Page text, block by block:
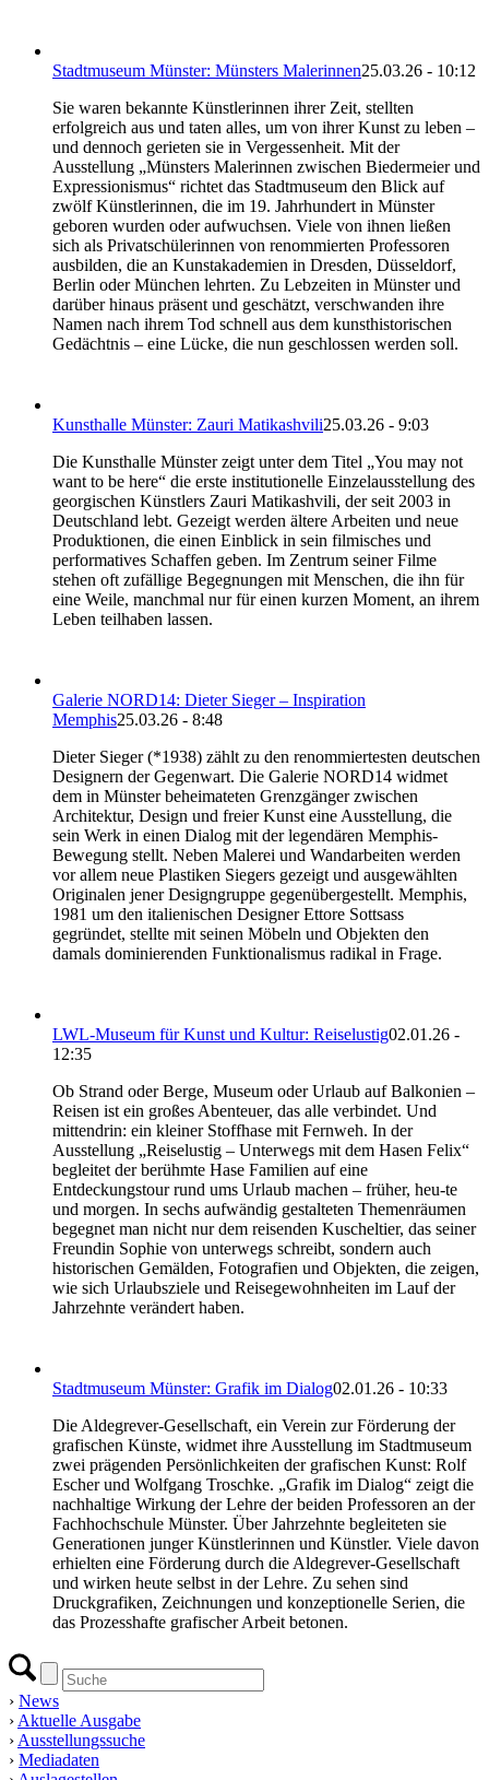
Stadtmuseum Münster: Münsters Malerinnen25.03.26 - 10:12
Sie waren bekannte Künstlerinnen ihrer Zeit, stellten
erfolgreich aus und taten alles, um von ihrer Kunst zu leben –
und dennoch gerieten sie in Vergessenheit. Mit der
Ausstellung „Münsters Malerinnen zwischen Biedermeier und
Expressionismus“ richtet das Stadtmuseum den Blick auf
zwölf Künstlerinnen, die im 19. Jahrhundert in Münster
geboren wurden oder aufwuchsen. Viele von ihnen ließen
sich als Privatschülerinnen von renommierten Professoren
ausbilden, die an Kunstakademien in Dresden, Düsseldorf,
Berlin oder München lehrten. Zu Lebzeiten in Münster und
darüber hinaus präsent und geschätzt, verschwanden ihre
Namen nach ihrem Tod schnell aus dem kunsthistorischen
Gedächtnis – eine Lücke, die nun geschlossen werden soll.
Kunsthalle Münster: Zauri Matikashvili25.03.26 - 9:03
Die Kunsthalle Münster zeigt unter dem Titel „You may not
want to be here“ die erste institutionelle Einzelausstellung des
georgischen Künstlers Zauri Matikashvili, der seit 2003 in
Deutschland lebt. Gezeigt werden ältere Arbeiten und neue
Produktionen, die einen Einblick in sein filmisches und
performatives Schaffen geben. Im Zentrum seiner Filme
stehen oft zufällige Begegnungen mit Menschen, die ihn für
eine Weile, manchmal nur für einen kurzen Moment, an ihrem
Leben teilhaben lassen.
Galerie NORD14: Dieter Sieger – Inspiration
Memphis25.03.26 - 8:48
Dieter Sieger (*1938) zählt zu den renommiertesten deutschen
Designern der Gegenwart. Die Galerie NORD14 widmet
dem in Münster beheimateten Grenzgänger zwischen
Architektur, Design und freier Kunst eine Ausstellung, die
sein Werk in einen Dialog mit der legendären Memphis-
Bewegung stellt. Neben Malerei und Wandarbeiten werden
vor allem neue Plastiken Siegers gezeigt und ausgewählten
Originalen jener Designgruppe gegenübergestellt. Memphis,
1981 um den italienischen Designer Ettore Sottsass
gegründet, stellte mit seinen Möbeln und Objekten den
damals dominierenden Funktionalismus radikal in Frage.
LWL-Museum für Kunst und Kultur: Reiselustig02.01.26 -
12:35
Ob Strand oder Berge, Museum oder Urlaub auf Balkonien –
Reisen ist ein großes Abenteuer, das alle verbindet. Und
mittendrin: ein kleiner Stoffhase mit Fernweh. In der
Ausstellung „Reiselustig – Unterwegs mit dem Hasen Felix“
begleitet der berühmte Hase Familien auf eine
Entdeckungstour rund ums Urlaub machen – früher, heu-te
und morgen. In sechs aufwändig gestalteten Themenräumen
begegnet man nicht nur dem reisenden Kuscheltier, das seiner
Freundin Sophie von unterwegs schreibt, sondern auch
historischen Gemälden, Fotografien und Objekten, die zeigen,
wie sich Urlaubsziele und Reisegewohnheiten im Lauf der
Jahrzehnte verändert haben.
Stadtmuseum Münster: Grafik im Dialog02.01.26 - 10:33
Die Aldegrever-Gesellschaft, ein Verein zur Förderung der
grafischen Künste, widmet ihre Ausstellung im Stadtmuseum
zwei prägenden Persönlichkeiten der grafischen Kunst: Rolf
Escher und Wolfgang Troschke. „Grafik im Dialog“ zeigt die
nachhaltige Wirkung der Lehre der beiden Professoren an der
Fachhochschule Münster. Über Jahrzehnte begleiteten sie
Generationen junger Künstlerinnen und Künstler. Viele davon
erhielten eine Förderung durch die Aldegrever-Gesellschaft
und wirken heute selbst in der Lehre. Zu sehen sind
Druckgrafiken, Zeichnungen und konzeptionelle Serien, die
das Prozesshafte grafischer Arbeit betonen.
› News
› Aktuelle Ausgabe
› Ausstellungssuche
› Mediadaten